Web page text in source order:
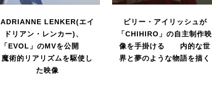
ADRIANNE LENKER(エイ
ドリアン・レンカー)、
「EVOL」のMVを公開
魔術的リアリズムを駆使し
た映像
ビリー・アイリッシュが
「CHIHIRO」の自主制作映
像を手掛ける 内的な世
界と夢のような物語を描く